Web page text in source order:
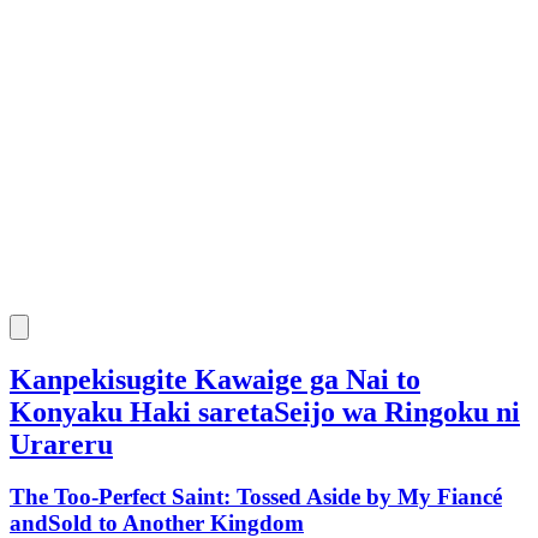
Kanpekisugite Kawaige ga Nai to
Konyaku Haki saretaSeijo wa Ringoku ni
Urareru
The Too-Perfect Saint: Tossed Aside by My Fiancé
andSold to Another Kingdom